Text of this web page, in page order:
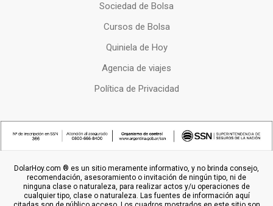
Sociedad de Bolsa
Cursos de Bolsa
Quiniela de Hoy
Agencia de viajes
Política de Privacidad
DolarHoy.com ® es un sitio meramente informativo, y no brinda consejo,
recomendación, asesoramiento o invitación de ningún tipo, ni de
ninguna clase o naturaleza, para realizar actos y/u operaciones de
cualquier tipo, clase o naturaleza. Las fuentes de información aquí